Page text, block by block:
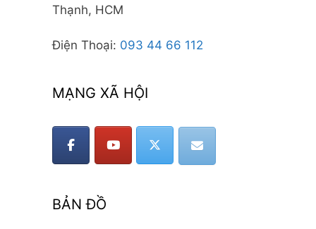
Thạnh, HCM
Điện Thoại: 093 44 66 112
MẠNG XÃ HỘI
BẢN ĐỒ